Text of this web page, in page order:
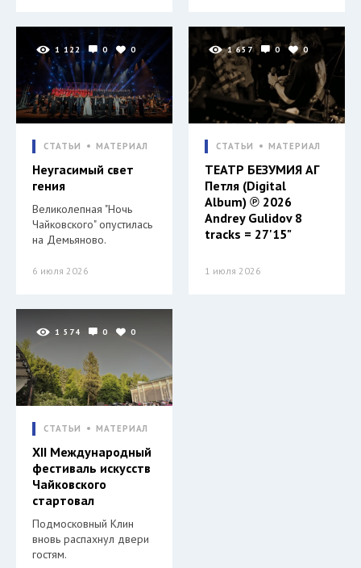
1 122 0 0
СТАТЬИ МАТЕРИАЛ
Неугасимый свет
гения
Великолепная "Ночь
Чайковского" опустилась
на Демьяново.
6 июля 2026
1 657 0 0
СТАТЬИ МАТЕРИАЛ
ТЕАТР БЕЗУМИЯ АГ
Петля (Digital
Album) ℗ 2026
Andrey Gulidov 8
tracks = 27'15"
1 июля 2026
1 574 0 0
СТАТЬИ МАТЕРИАЛ
XII Международный
фестиваль искусств
Чайковского
стартовал
Подмосковный Клин
вновь распахнул двери
гостям.